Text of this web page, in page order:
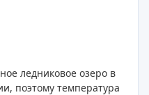
ледниковое озеро в
поэтому температура